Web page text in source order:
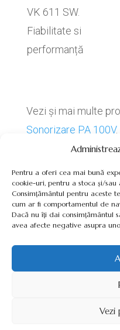
Pentru a oferi cea mai bună
cookie-uri, pentru a stoca și/
Consimțământul pentru aceste
cum ar fi comportamentul de
Dacă nu îți dai consimțământul
avea afecte negative asupra
Vezi
VK 611 SW.
Fiabilitate si
performanță
Vezi și mai multe
Sonorizare PA 100V.
Termeni, Condiții &